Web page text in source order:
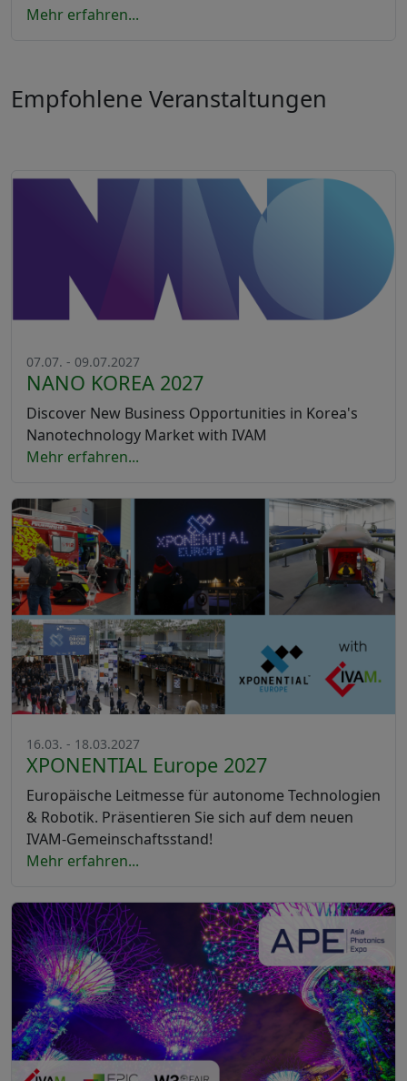
Mehr erfahren...
Empfohlene Veranstaltungen
07.07. - 09.07.2027
NANO KOREA 2027
Discover New Business Opportunities in Korea's
Nanotechnology Market with IVAM
Mehr erfahren...
16.03. - 18.03.2027
XPONENTIAL Europe 2027
Europäische Leitmesse für autonome Technologien
& Robotik. Präsentieren Sie sich auf dem neuen
IVAM-Gemeinschaftsstand!
Mehr erfahren...